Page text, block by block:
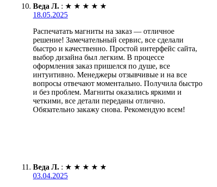
Веда Л. : ★ ★ ★ ★ ★
18.05.2025
Распечатать магниты на заказ — отличное
решение! Замечательный сервис, все сделали
быстро и качественно. Простой интерфейс сайта,
выбор дизайна был легким. В процессе
оформления заказ пришелся по душе, все
интуитивно. Менеджеры отзывчивые и на все
вопросы отвечают моментально. Получила быстро
и без проблем. Магниты оказались яркими и
четкими, все детали переданы отлично.
Обязательно закажу снова. Рекомендую всем!
Веда Л. : ★ ★ ★ ★ ★
03.04.2025